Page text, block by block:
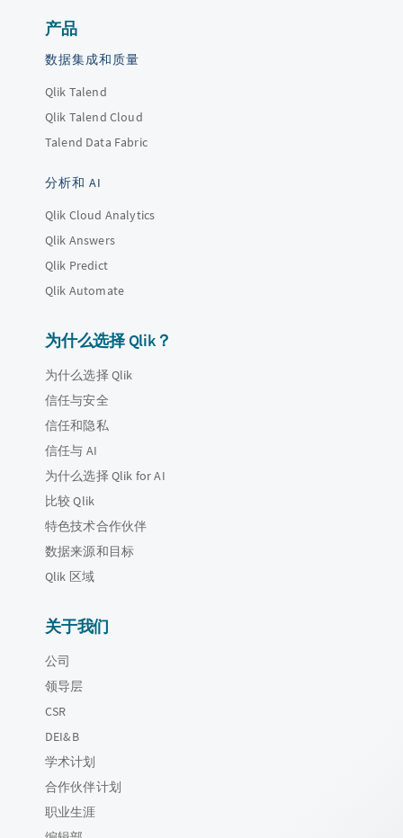
产品
数据集成和质量
Qlik Talend
Qlik Talend Cloud
Talend Data Fabric
分析和 AI
Qlik Cloud Analytics
Qlik Answers
Qlik Predict
Qlik Automate
为什么选择 Qlik？
为什么选择 Qlik
信任与安全
信任和隐私
信任与 AI
为什么选择 Qlik for AI
比较 Qlik
特色技术合作伙伴
数据来源和目标
Qlik 区域
关于我们
公司
领导层
CSR
DEI&B
学术计划
合作伙伴计划
职业生涯